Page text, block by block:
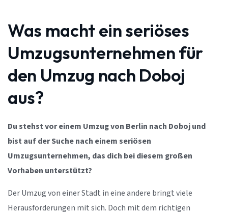
Was macht ein seriöses
Umzugsunternehmen für
den Umzug nach Doboj
aus?
Du stehst vor einem Umzug von Berlin nach Doboj und
bist auf der Suche nach einem seriösen
Umzugsunternehmen, das dich bei diesem großen
Vorhaben unterstützt?
Der Umzug von einer Stadt in eine andere bringt viele
Herausforderungen mit sich. Doch mit dem richtigen